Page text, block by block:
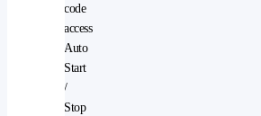
code
access
Auto
Start
/
Stop